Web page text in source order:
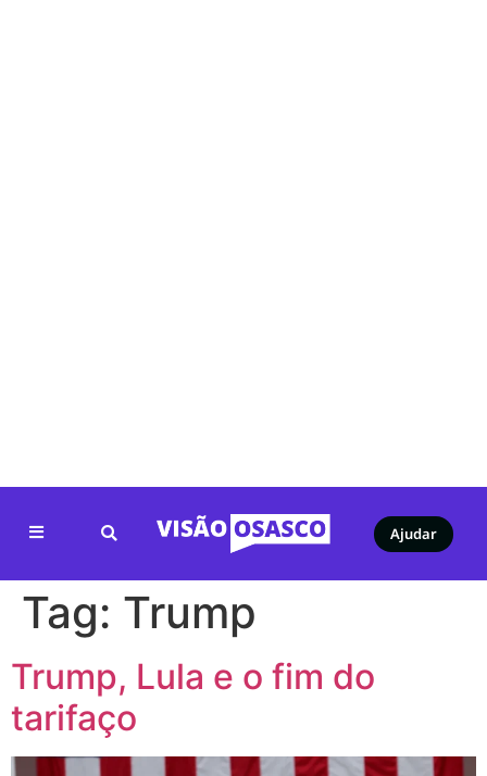
Ajudar
Tag: Trump
Trump, Lula e o fim do
tarifaço